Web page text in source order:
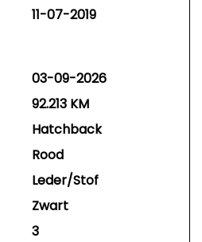
11-07-2019
03-09-2026
92.213 KM
Hatchback
Rood
Leder/Stof
Zwart
3